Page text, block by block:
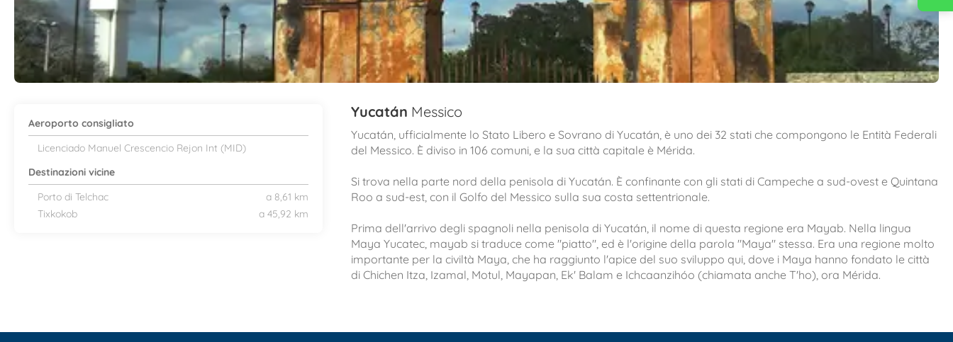
Yucatán Messico
Yucatán, ufficialmente lo Stato Libero e Sovrano di Yucatán, è uno dei 32 stati che compongono le Entità Federali
del Messico. È diviso in 106 comuni, e la sua città capitale è Mérida.
Si trova nella parte nord della penisola di Yucatán. È confinante con gli stati di Campeche a sud-ovest e Quintana
Roo a sud-est, con il Golfo del Messico sulla sua costa settentrionale.
Prima dell'arrivo degli spagnoli nella penisola di Yucatán, il nome di questa regione era Mayab. Nella lingua
Maya Yucatec, mayab si traduce come "piatto", ed è l'origine della parola "Maya" stessa. Era una regione molto
importante per la civiltà Maya, che ha raggiunto l'apice del suo sviluppo qui, dove i Maya hanno fondato le città
di Chichen Itza, Izamal, Motul, Mayapan, Ek' Balam e Ichcaanzihóo (chiamata anche T'ho), ora Mérida.
Aeroporto consigliato
Licenciado Manuel Crescencio Rejon Int (MID)
Destinazioni vicine
Porto di Telchac
a 8,61 km
Tixkokob
a 45,92 km